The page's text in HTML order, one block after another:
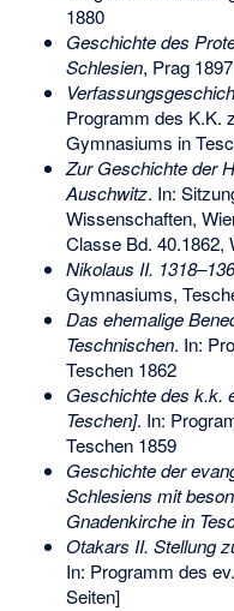
1880
Geschichte des
Schlesien, Prag
Programm des K.K.
Gymnasiums in
Zur Geschichte der
Auschwitz. In:
Wissenschaften,
Classe Bd. 40.1862,
Nikolaus II.
Gymnasiums,
Das ehemalige
Teschnischen. In:
Teschen 1862
Geschichte des k.k.
Teschen]. In:
Teschen 1859
Geschichte der
Schlesiens mit
Gnadenkirche in
Otakars II. Stellung
In: Programm des
Seiten]